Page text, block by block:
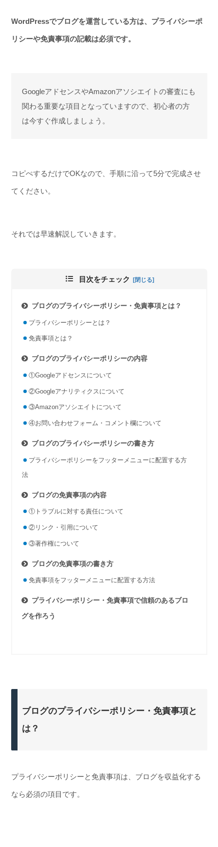
WordPressでブログを運営している方は、プライバシーポ
リシーや免責事項の記載は必須です。
GoogleアドセンスやAmazonアソシエイトの審査にも
関わる重要な項目となっていますので、初心者の方
は今すぐ作成しましょう。
コピぺするだけでOKなので、手順に沿って5分で完成させ
てください。
それでは早速解説していきます。
目次をチェック
ブログのプライバシーポリシー・免責事項とは？
プライバシーポリシーとは？
免責事項とは？
ブログのプライバシーポリシーの内容
①Googleアドセンスについて
②Googleアナリティクスについて
③Amazonアソシエイトについて
④お問い合わせフォーム・コメント欄について
ブログのプライバシーポリシーの書き方
プライバシーポリシーをフッターメニューに配置する方
法
ブログの免責事項の内容
①トラブルに対する責任について
②リンク・引用について
③著作権について
ブログの免責事項の書き方
免責事項をフッターメニューに配置する方法
プライバシーポリシー・免責事項で信頼のあるブロ
グを作ろう
ブログのプライバシーポリシー・免責事項と
は？
プライバシーポリシーと免責事項は、ブログを収益化する
なら必須の項目です。